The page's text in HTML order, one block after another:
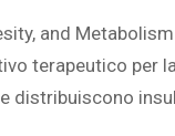
and
terapeutico per
distribuiscono